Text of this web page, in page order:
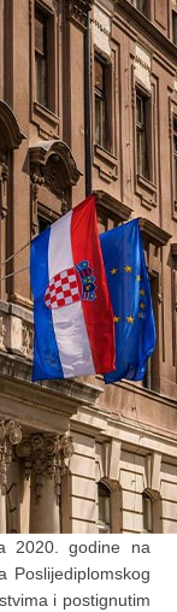
2020. godine na
Poslijediplomskog
i postignutim